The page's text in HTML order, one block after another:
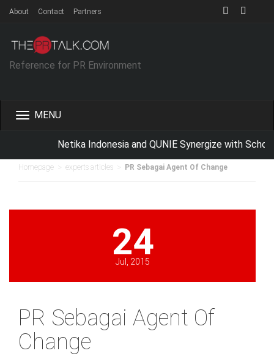
About Contact Partners
Reference for PR Environment
Toggle
Netika Indonesia and QUNIE Synergize with
Homepage experts articles PR Sebagai Agent Of Change
24
Jul, 2015
PR Sebagai Agent Of
Change